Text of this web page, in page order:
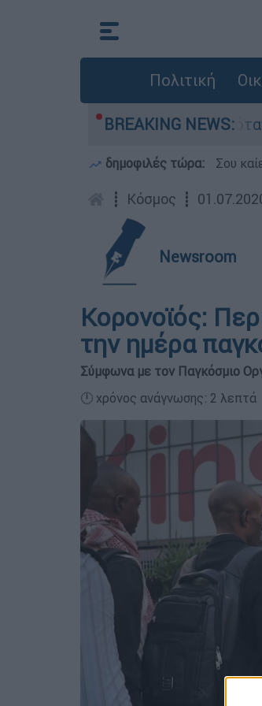
Πολιτική
BREAKING NEWS:
8 ημερών - Νοσηλευόταν στη
δημοφιλές τώρα: Σου
┋ Κόσμος ┋
Newsroom
Κορονοϊός:
την ημέρα
Σύμφωνα με τον Παγκόσμιο
🕛 χρόνος ανάγνωσης: 2